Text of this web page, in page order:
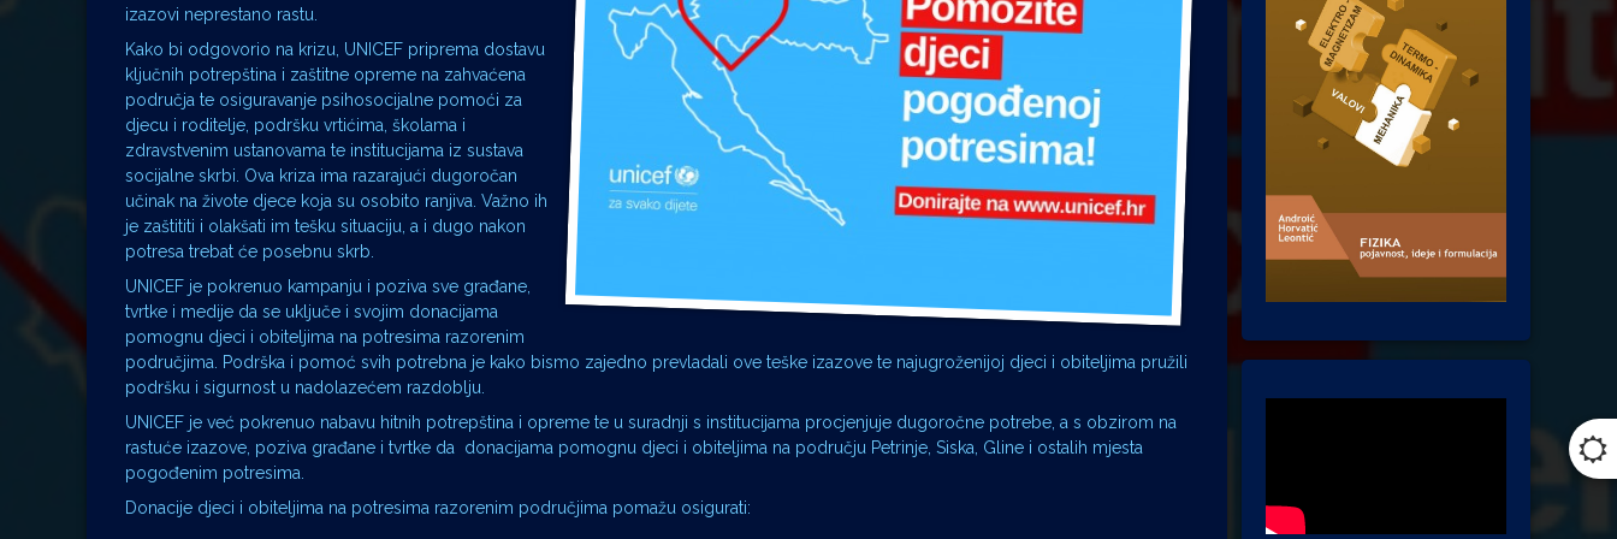
izazovi neprestano rastu.
Kako bi odgovorio na krizu, UNICEF priprema dostavu
ključnih potrepština i zaštitne opreme na zahvaćena
područja te osiguravanje psihosocijalne pomoći za
djecu i roditelje, podršku vrtićima, školama i
zdravstvenim ustanovama te institucijama iz sustava
socijalne skrbi. Ova kriza ima razarajući dugoročan
učinak na živote djece koja su osobito ranjiva. Važno ih
je zaštititi i olakšati im tešku situaciju, a i dugo nakon
potresa trebat će posebnu skrb.
UNICEF je pokrenuo kampanju i poziva sve građane,
tvrtke i medije da se uključe i svojim donacijama
pomognu djeci i obiteljima na potresima razorenim
područjima. Podrška i pomoć svih potrebna je kako bismo zajedno prevladali ove teške izazove te najugroženijoj djeci i obiteljima pružili
podršku i sigurnost u nadolazećem razdoblju.
UNICEF je već pokrenuo nabavu hitnih potrepština i opreme te u suradnji s institucijama procjenjuje dugoročne potrebe, a s obzirom na
rastuće izazove, poziva građane i tvrtke da donacijama pomognu djeci i obiteljima na području Petrinje, Siska, Gline i ostalih mjesta
pogođenim potresima.
Donacije djeci i obiteljima na potresima razorenim područjima pomažu osigurati: